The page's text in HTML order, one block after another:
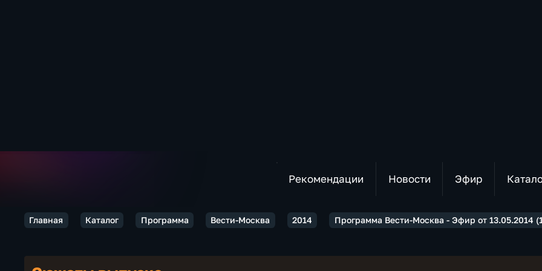
Рекомендации Новости Эфир
Главная Каталог Программа Вести-Москва 2014 Программа Вести-Москва - Эфир от 13.05.2014